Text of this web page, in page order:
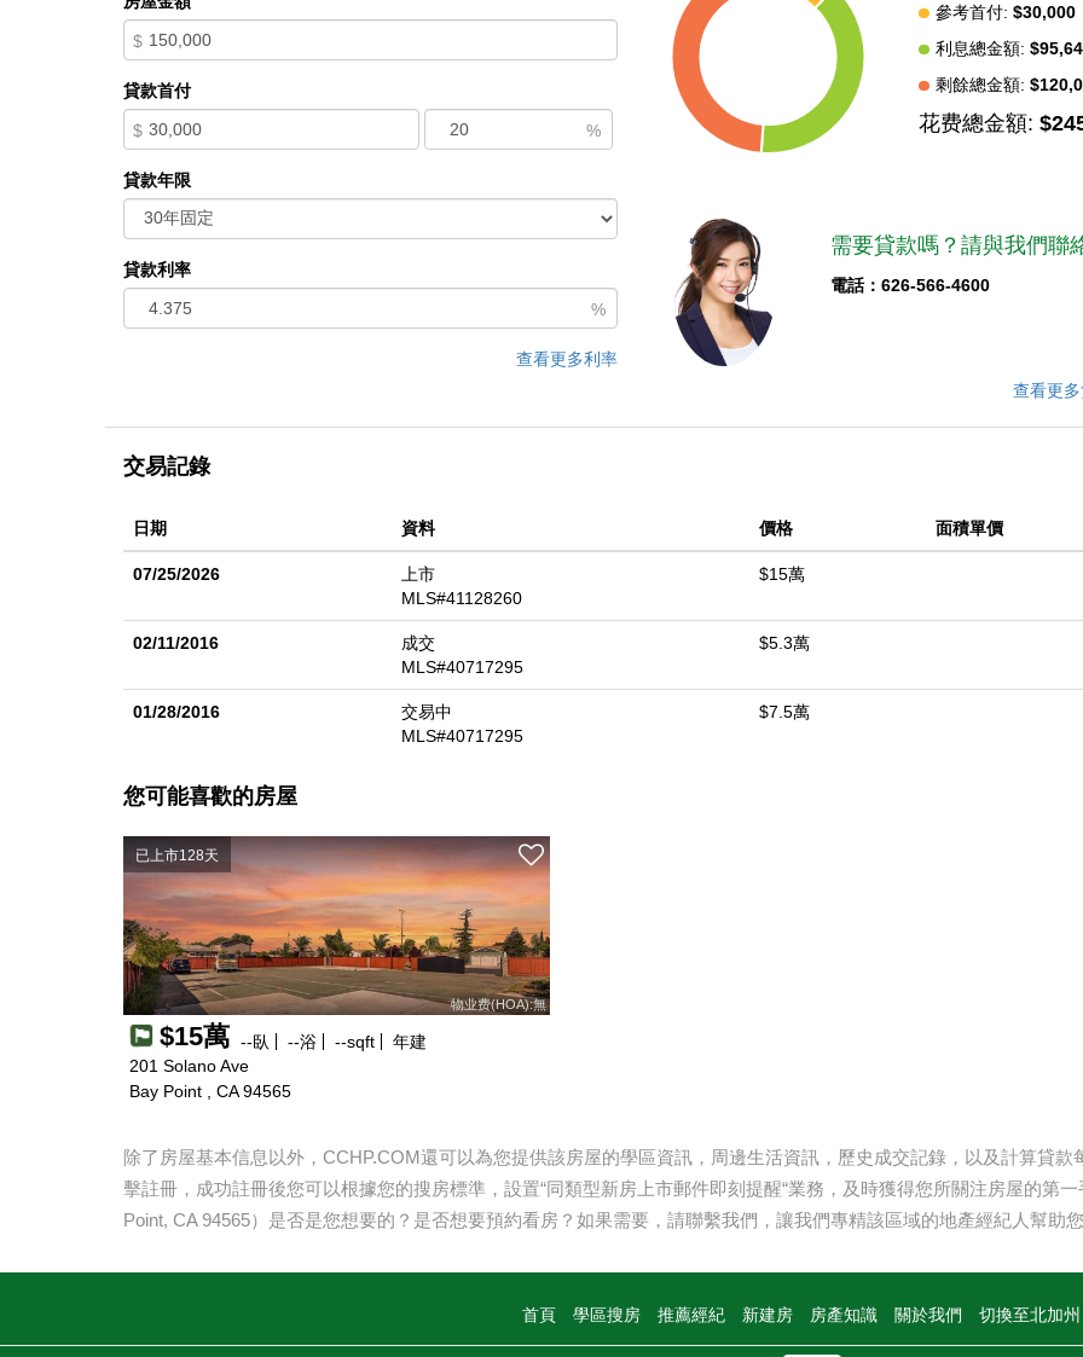
$
貸款首付
$ %
貸款年限
貸款利率
%
查看更多利率
參考首付: $30,000
利息總金額:
剩餘總金額:
花费總金額:
需要貸款嗎？請與我們聯
電話：626-566-4600
查看更
交易記錄
日期 資料 價格 面積單價
07/25/2026
上市
MLS#41128260
$15萬
02/11/2016
成交
MLS#40717295
$5.3萬
01/28/2016
交易中
MLS#40717295
$7.5萬
您可能喜歡的房屋
已上市128天
物业费(HOA):無
$15萬 --臥 --浴 --sqft
年建
201 Solano Ave
Bay Point , CA 94565
除了房屋基本信息以外，CCHP.COM還可以為您提供該房屋的學區資訊，周邊生活資訊，歷史成交記錄，以及計算貸
擊註冊，成功註冊後您可以根據您的搜房標準，設置“同類型新房上市郵件即刻提醒“業務，及時獲得您所關注房屋的第
Point, CA 94565）是否是您想要的？是否想要預約看房？如果需要，請聯繫我們，讓我們專精該區域的地產經紀人幫助
首頁 學區搜房 推薦經紀 新建房 房產知識 關於我們 切換至北加